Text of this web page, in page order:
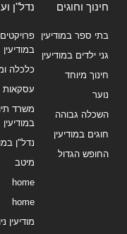
חינוך וחוגים
בתי ספר במודיעין
גני ילדים במודיעין
חינוך מיוחד
נוער
השכלה גבוהה
חוגים במודיעין
החופש הגדול
נדל"ן
פרויקטים
במודיעין
כלכלה
עסקאות
משרד
במודיעין
נדל"ן
מיטב
home
home
מודיעין